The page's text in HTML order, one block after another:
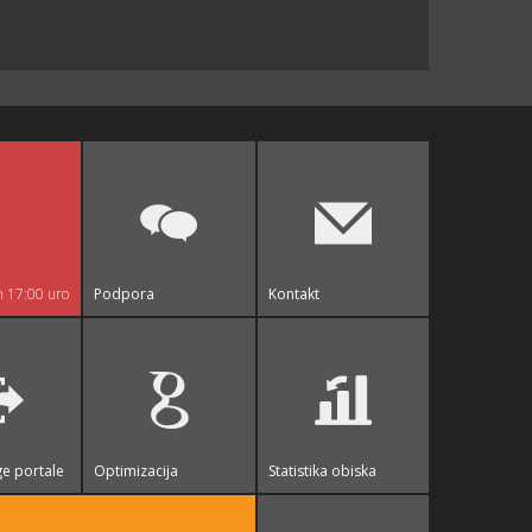
17:00 uro Podpora Kontakt
portale Optimizacija Statistika obiska